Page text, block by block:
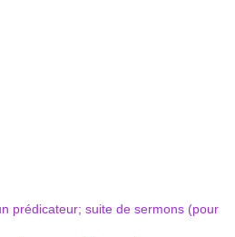
prédicateur; suite de sermons (pour